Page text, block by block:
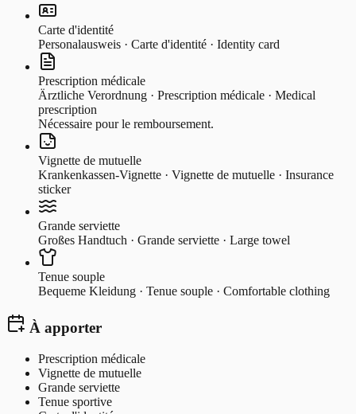
Carte d'identité
Personalausweis · Carte d'identité · Identity card
Prescription médicale
Ärztliche Verordnung · Prescription médicale · Medical
prescription
Nécessaire pour le remboursement.
Vignette de mutuelle
Krankenkassen-Vignette · Vignette de mutuelle · Insurance
sticker
Grande serviette
Großes Handtuch · Grande serviette · Large towel
Tenue souple
Bequeme Kleidung · Tenue souple · Comfortable clothing
À apporter
Prescription médicale
Vignette de mutuelle
Grande serviette
Tenue sportive